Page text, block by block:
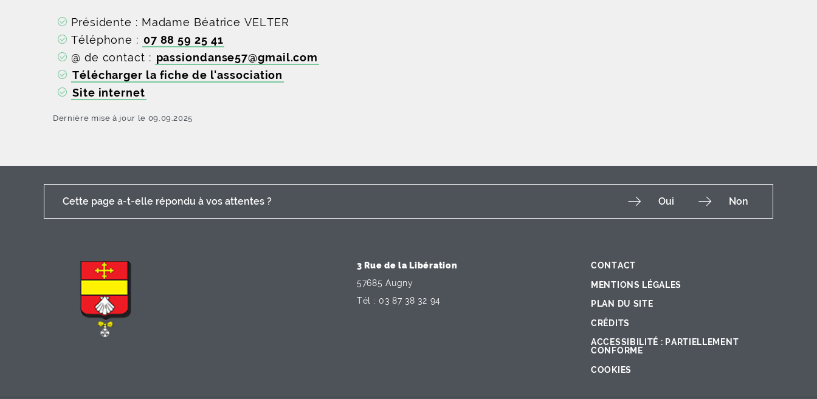
Présidente : Madame Béatrice VELTER
Téléphone : 07 88 59 25 41
@ de contact : passiondanse57@gmail.com
Télécharger la fiche de l'association
Site internet
Dernière mise à jour le 09.09.2025
Cette page a-t-elle répondu à vos attentes ? Non
Oui
3 Rue de la Libération
57685 Augny
Tél : 03 87 38 32 94
CONTACT
MENTIONS LÉGALES
PLAN DU SITE
CRÉDITS
ACCESSIBILITÉ : PARTIELLEMENT
CONFORME
COOKIES